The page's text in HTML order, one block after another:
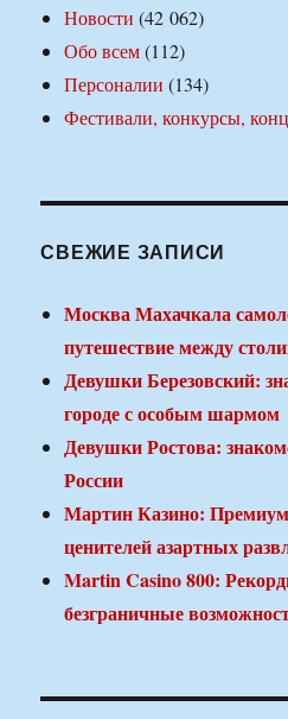
Новости (42 062)
Обо всем(112)
Персоналии (134)
Фестивали, конкурсы,
СВЕЖИЕ ЗАПИСИ
Москва Махачкала
путешествие между
Девушки Березовский:
городе с особым шармом
Девушки Ростова:
России
Мартин Казино:
ценителей азартных
Martin Casino 800:
безграничные